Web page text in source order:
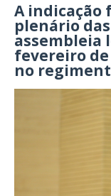
A indicação
plenário
assembleia
fevereiro
no